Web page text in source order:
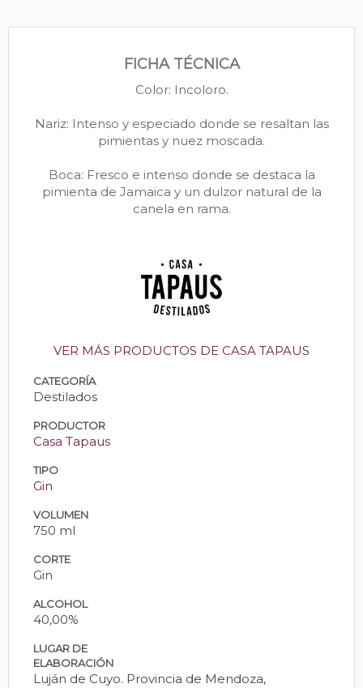
FICHA TÉCNICA
Color: Incoloro.
Nariz: Intenso y especiado donde se resaltan las
pimientas y nuez moscada.
Boca: Fresco e intenso donde se destaca la
pimienta de Jamaica y un dulzor natural de la
canela en rama.
VER MÁS PRODUCTOS DE CASA TAPAUS
CATEGORÍA
Destilados
PRODUCTOR
Casa Tapaus
TIPO
Gin
VOLUMEN
750 ml
CORTE
Gin
ALCOHOL
40,00%
LUGAR DE
ELABORACIÓN
Luján de Cuyo. Provincia de Mendoza,